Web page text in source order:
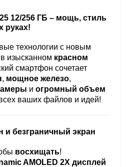
12/256 ГБ – мощь, стиль
руках!
технологии с новым
в изысканном красном
смартфон сочетает
, мощное железо,
и огромный объем
ваших файлов и идей!
и безграничный экран
восхищать!
AMOLED 2X дисплей